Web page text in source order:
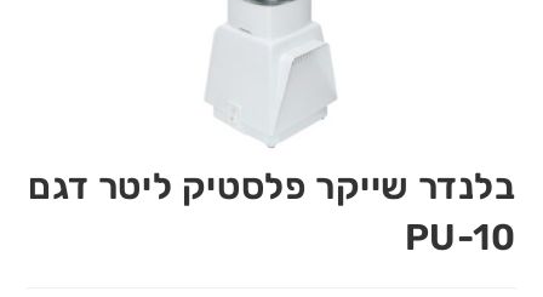
בלנדר שייקר פלסטיק ליטר דגם
PU-10